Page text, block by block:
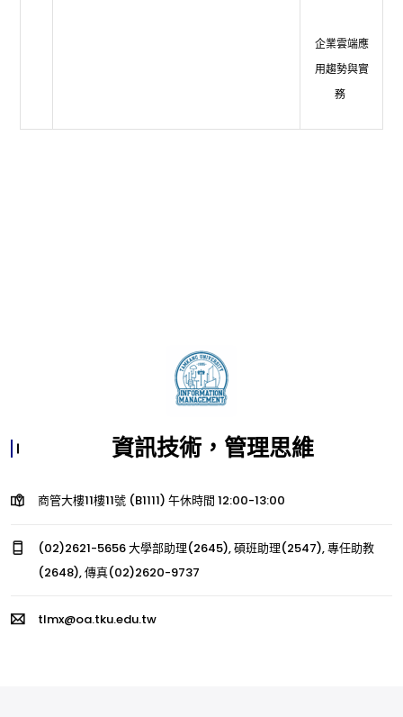
企業雲端應
用趨勢與實
務
資訊技術，管理思維
商管大樓11樓11號 (B1111) 午休時間 12:00-13:00
(02)2621-5656 大學部助理(2645), 碩班助理(2547), 專任助教
(2648), 傳真(02)2620-9737
tlmx@oa.tku.edu.tw